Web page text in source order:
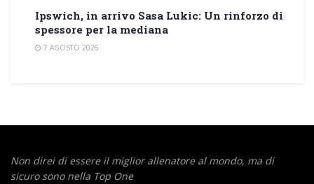
Ipswich, in arrivo Sasa Lukic: Un rinforzo di
spessore per la mediana
7 AGOSTO 2026
Non direi di essere il miglior allenatore al mondo, ma di
sicuro sono nella Top One